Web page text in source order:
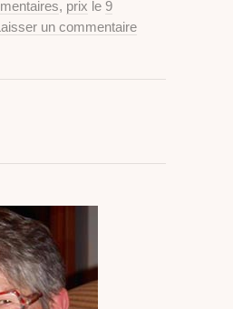
, prix le 9
un commentaire